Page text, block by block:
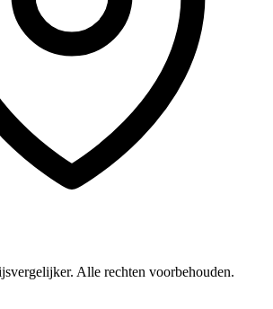
Alle rechten voorbehouden.